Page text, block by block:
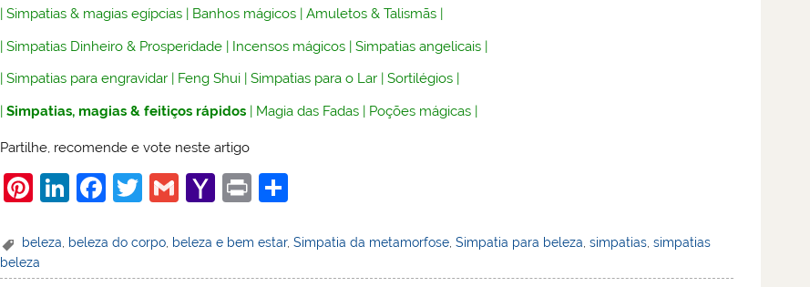
|Simpatias & magias egípcias Banhos mágicos |Amuletos & Talismãs
|Simpatias Dinheiro & Prosperidade | Incensos mágicos |Simpatias angelicais |
|Simpatias para engravidar | Feng Shui |Simpatias para o Lar |Sortilégios |
|Simpatias, magias & feitiços rápidos | Magia das Fadas | Poções mágicas |
Partilhe, recomende e vote neste artigo
Pi
er
e
Li
k
e
F
c
e
T
itt
er
G
ai
l
Y
h
o
Pr
t
ar
e
beleza, beleza do corpo, beleza e bem estar,Simpatia da metamorfose,Simpatia para beleza,simpatias,simpatias
beleza